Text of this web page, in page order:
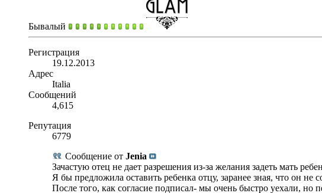
Бывалый
Регистрация
19.12.2013
Адрес
Italia
Сообщений
4,615
Репутация
6779
Сообщение от Jenia
Зачастую отец не дает разрешения из-за желания задеть мать
Я бы предложила оставить ребенка отцу, заранее зная, что он не
После того, как согласие подписал- мы очень быстро уехали, но